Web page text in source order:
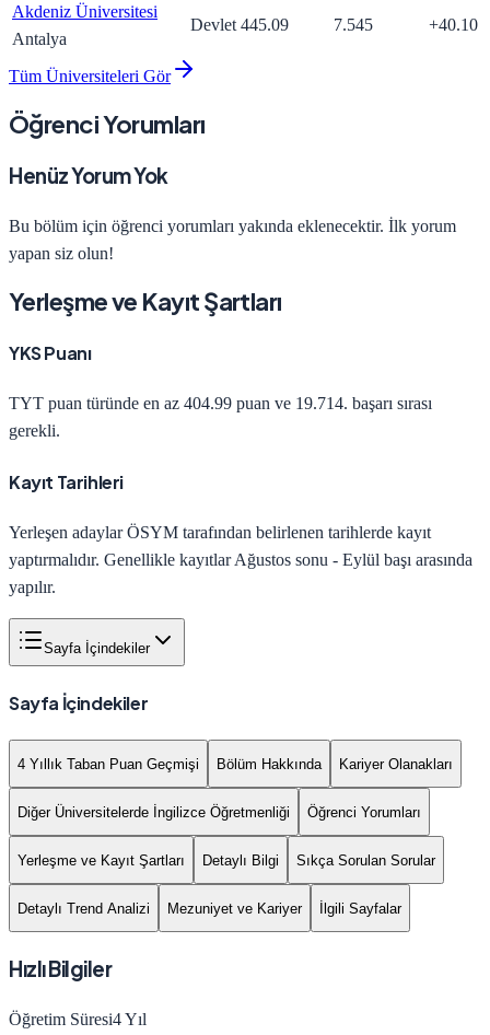
Akdeniz Üniversitesi
Antalya
Devlet 445.09 7.545 +40.10
Tüm Üniversiteleri Gör
Öğrenci Yorumları
Henüz Yorum Yok
Bu bölüm için öğrenci yorumları yakında eklenecektir. İlk yorum
yapan siz olun!
Yerleşme ve Kayıt Şartları
YKS Puanı
TYT puan türünde en az 404.99 puan ve 19.714. başarı sırası
gerekli.
Kayıt Tarihleri
Yerleşen adaylar ÖSYM tarafından belirlenen tarihlerde kayıt
yaptırmalıdır. Genellikle kayıtlar Ağustos sonu - Eylül başı arasında
yapılır.
Sayfa İçindekiler
Sayfa İçindekiler
4 Yıllık Taban Puan Geçmişi Bölüm Hakkında Kariyer Olanakları
Diğer Üniversitelerde İngilizce Öğretmenliği Öğrenci Yorumları
Yerleşme ve Kayıt Şartları Detaylı Bilgi Sıkça Sorulan Sorular
Detaylı Trend Analizi Mezuniyet ve Kariyer İlgili Sayfalar
Hızlı Bilgiler
Öğretim Süresi4Yıl